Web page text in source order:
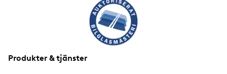
Produkter & tjänster